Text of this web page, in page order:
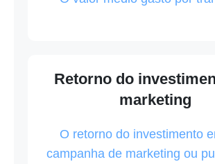
Retorno do
marketing
O retorno do investimento
campanha de marketing ou